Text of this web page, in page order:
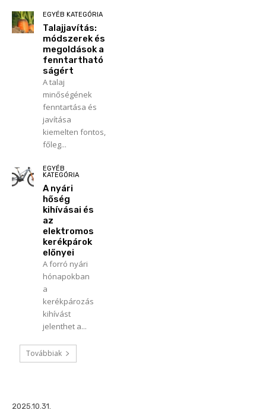
EGYÉB KATEGÓRIA
Talajjavítás:
módszerek és
megoldások a
fenntartható
ságért
A talaj
minőségének
fenntartása és
javítása
kiemelten fontos,
főleg...
EGYÉB
KATEGÓRIA
A nyári
hőség
kihívásai és
az
elektromos
kerékpárok
előnyei
A forró nyári
hónapokban
a
kerékpározás
kihívást
jelenthet a...
Továbbiak
2025.10.31.